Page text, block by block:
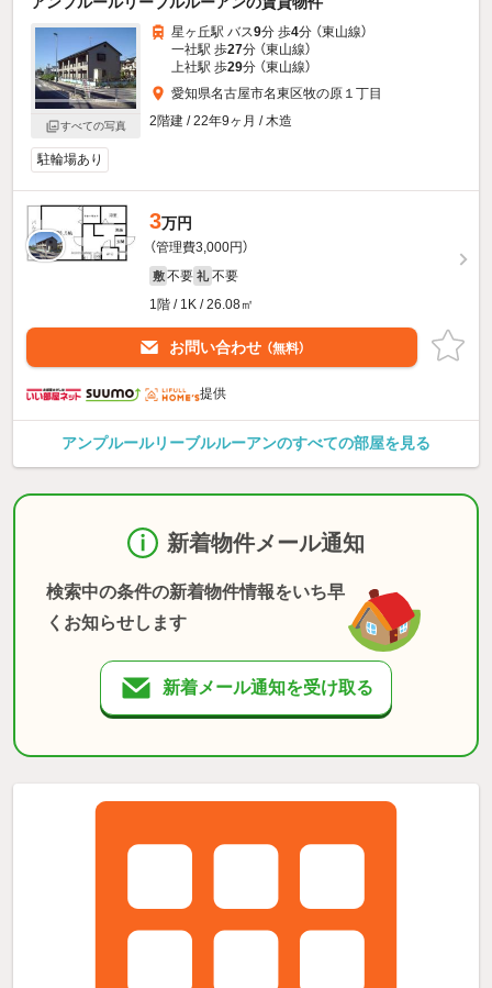
すべての写真
星ヶ丘駅 バス9分 歩4分 （東山線）
一社駅 歩27分 （東山線）
上社駅 歩29分 （東山線）
愛知県名古屋市名東区牧の原１丁目
2階建 / 22年9ヶ月 / 木造
駐輪場あり
3万円
（管理費3,000円）
敷 不要 礼 不要
1階 / 1K / 26.08㎡
お問い合わせ （無料）
提供
アンプルールリーブルルーアンのすべての部屋を見る
新着物件メール通知
検索中の条件の新着物件情報をいち早
くお知らせします
新着メール通知を受け取る